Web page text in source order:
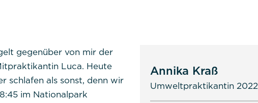
gegenüber von mir der
Luca. Heute
schlafen als sonst, denn wir
im Nationalpark
Annika Kraß
Umweltpraktikantin 2022